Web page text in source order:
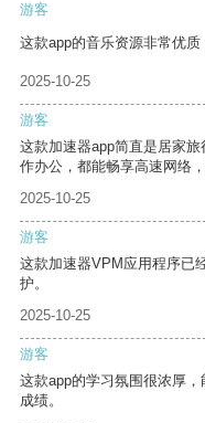
游客
这款app的音乐资源非常优质
2025-10-25
游客
这款加速器app简直是居家
作办公，都能畅享高速网络
2025-10-25
游客
这款加速器VPM应用程序已
护。
2025-10-25
游客
这款app的学习氛围很浓厚
成绩。